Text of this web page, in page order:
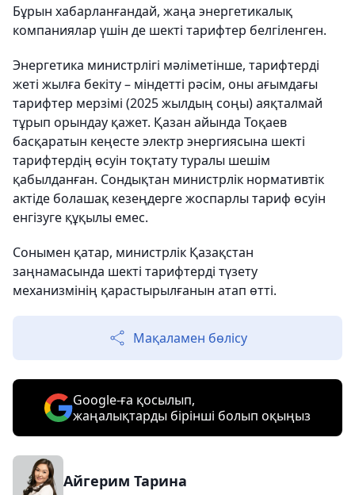
Бұрын хабарланғандай, жаңа энергетикалық
компаниялар үшін де шекті тарифтер белгіленген.
Энергетика министрлігі мәліметінше, тарифтерді
жеті жылға бекіту – міндетті рәсім, оны ағымдағы
тарифтер мерзімі (2025 жылдың соңы) аяқталмай
тұрып орындау қажет. Қазан айында Тоқаев
басқаратын кеңесте электр энергиясына шекті
тарифтердің өсуін тоқтату туралы шешім
қабылданған. Сондықтан министрлік нормативтік
актіде болашақ кезеңдерге жоспарлы тариф өсуін
енгізуге құқылы емес.
Сонымен қатар, министрлік Қазақстан
заңнамасында шекті тарифтерді түзету
механизмінің қарастырылғанын атап өтті.
Мақаламен бөлісу
Google-ға қосылып,
жаңалықтарды бірінші болып оқыңыз
Айгерим Тарина